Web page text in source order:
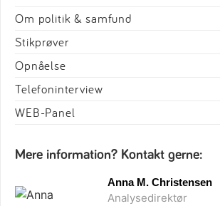
Om politik & samfund
Stikprøver
Opnåelse
Telefoninterview
WEB-Panel
Mere information? Kontakt gerne:
Anna M. Christensen
Analysedirektør